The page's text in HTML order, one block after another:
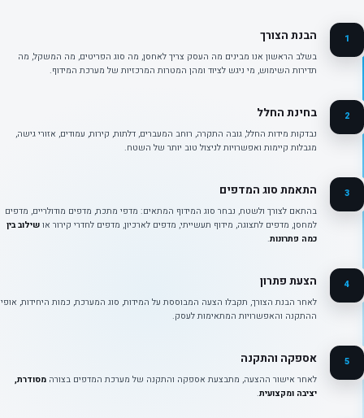
1 הבנת הצורך
בשלב הראשון אנו מבינים מה העסק צריך לאחסן, מה סוג הפריטים, מה המשקל, מה
תדירות השימוש, מי ניגש לציוד ומהן המטרות המרכזיות של מערכת המידוף.
2 בחינת החלל
נבדקות מידות החלל, גובה התקרה, רוחב המעברים, דלתות, קירות, עמודים, אזורי גישה,
מגבלות קיימות ואפשרויות לניצול טוב יותר של השטח.
3 התאמת סוג המדפים
בהתאם לצורך ולשטח, נבחר סוג המידוף המתאים: מדפי מתכת, מדפים מודולריים, מדפים
למחסן, מדפים לתצוגה, מידוף תעשייתי, מדפים לארכיון, מדפים לחדרי קירור או שילוב בין
כמה פתרונות.
4 הצעת פתרון
לאחר הבנת הצורך, תקבלו הצעה המבוססת על המידות, סוג המערכת, כמות היחידות, אופי
ההתקנה והאפשרויות המתאימות לעסק.
5 אספקה והתקנה
לאחר אישור ההצעה, מתבצעת אספקה והתקנה של מערכת המדפים בצורה מסודרת,
יציבה ומקצועית.